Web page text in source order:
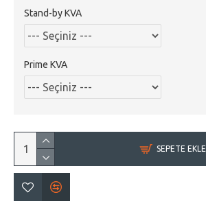
Stand-by KVA
Prime KVA
SEPETE EKLE